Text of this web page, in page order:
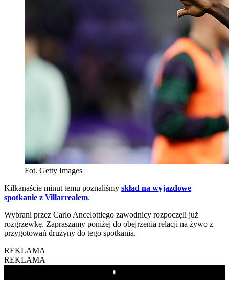
Fot. Getty Images
Kilkanaście minut temu poznaliśmy skład na wyjazdowe
spotkanie z Villarrealem.
Wybrani przez Carlo Ancelottiego zawodnicy rozpoczęli już
rozgrzewkę. Zapraszamy poniżej do obejrzenia relacji na żywo z
przygotowań drużyny do tego spotkania.
REKLAMA
REKLAMA
Play